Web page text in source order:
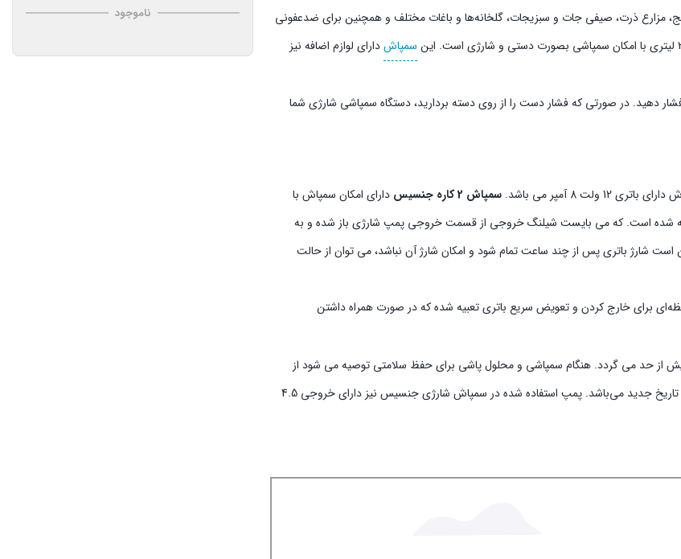
مزارع ذرت، صیفی جات و سبزیجات، گلخانه‌ها و باغات مختلف و همچنین برای ضدعفونی
سمپاشدارای لوازم اضافه نیز
دهید. در صورتی که فشار دست را از روی دسته بردارید، دستگاه سمپاشی شارژی شما
8 آمپر می باشد. سمپاش 2 کاره جنسیس
دارای امکان سمپاش با
شده است. که می بایست شیلنگ خروجی از قسمت خروجی پمپ شارژی باز شده و به
شارژ باتری پس از چند ساعت تمام شود و امکان شارژ آن نباشد، می توان از حالت
برای خارج کردن و تعویض سریع باتری تعبیه شده که در صورت همراه داشتن
از حد می گردد. هنگام سمپاشی و محلول پاشی برای حفظ سلامتی توصیه می شود از
استفاده گردد. باتری استفاده شده روی این محصول باتری 12 ولت 8 آمپر تاریخ جدید می‌باشد. پمپ استفاده شده در سمپاش شارژی جنسیس نیز دارای خروجی 4.5
ناموجود